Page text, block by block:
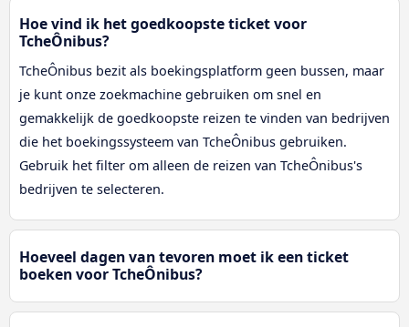
Hoe vind ik het goedkoopste ticket voor
TcheÔnibus?
TcheÔnibus bezit als boekingsplatform geen bussen, maar
je kunt onze zoekmachine gebruiken om snel en
gemakkelijk de goedkoopste reizen te vinden van bedrijven
die het boekingssysteem van TcheÔnibus gebruiken.
Gebruik het filter om alleen de reizen van TcheÔnibus's
bedrijven te selecteren.
Hoeveel dagen van tevoren moet ik een ticket
boeken voor TcheÔnibus?